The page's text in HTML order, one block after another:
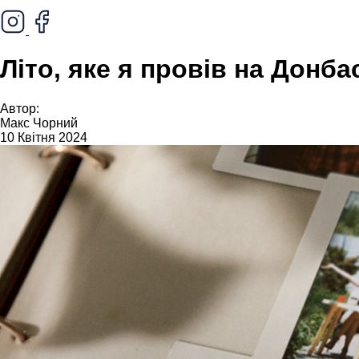
Літо, яке я провів на
Автор:
Макс Чорний
10 Квітня 2024